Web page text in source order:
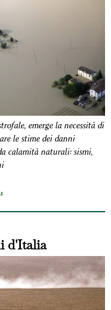
emerge la necessità di
le stime dei danni
calamità naturali: sismi,
d'Italia